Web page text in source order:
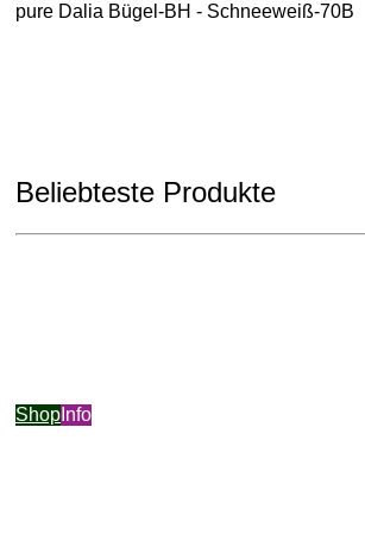
pure Dalia Bügel-BH - Schneeweiß-70B
Beliebteste Produkte
Shop Info